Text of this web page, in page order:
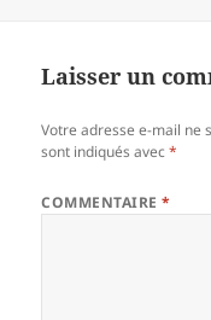
Laisser un
Votre adresse e-mail ne
sont indiqués avec*
COMMENTAIRE*